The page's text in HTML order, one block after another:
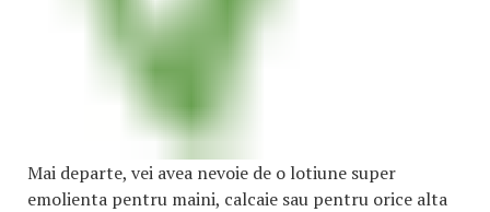
Mai departe, vei avea nevoie de o lotiune super
emolienta pentru maini, calcaie sau pentru orice alta